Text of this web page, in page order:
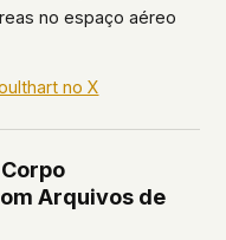
no espaço aéreo
no X
Arquivos de